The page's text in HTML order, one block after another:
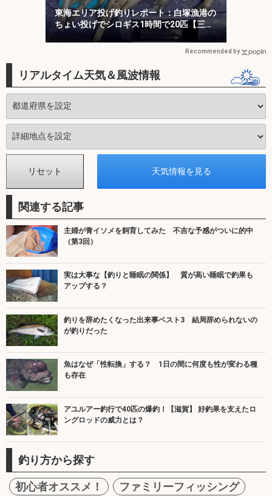
東海エリア投げ釣りレポート：白塚漁港の
ちょい投げでシロギス1時間で20匹【三
Recommended by
リアルタイム天気＆風波情報
関連する記事
主婦が青イソメを飼育してみた 不吉な予感がついに的中
（第3回）
実は大事な【釣りと睡眠の関係】 質が高い睡眠で釣果も
アップする？
釣りを辞めたくなった出来事ベスト3 結局辞められないの
が釣りだった
魚はなぜ「性転換」する？ 1日の間に何度も性が変わる種
も存在
アユルアー釣行で40匹の爆釣！【滋賀】 好釣果を支えたロ
ングロッドの威力とは？
釣り方から探す
初心者オススメ！
ファミリーフィッシング